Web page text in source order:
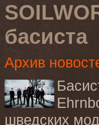
басиста
Архив
шведских